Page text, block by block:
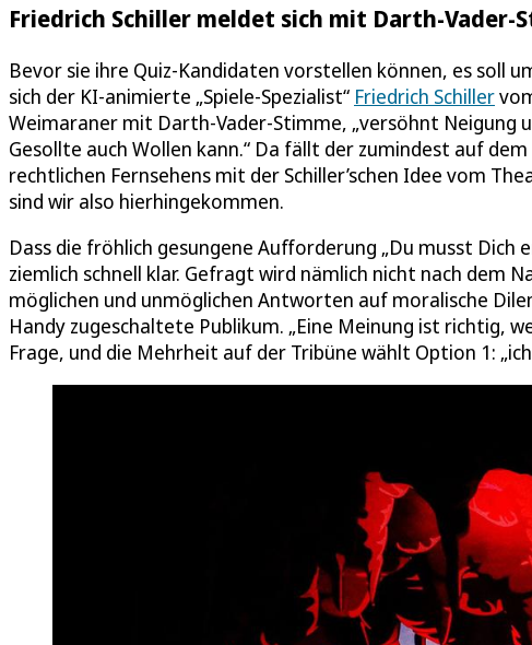
Friedrich Schiller meldet sich mit Darth-Vader-
Bevor sie ihre Quiz-Kandidaten vorstellen können, es soll
sich der KI-animierte „Spiele-Spezialist“ Friedrich Schiller
Weimaraner mit Darth-Vader-Stimme, „versöhnt Neigung
Gesollte auch Wollen kann.“ Da fällt der zumindest auf
rechtlichen Fernsehens mit der Schiller’schen Idee vom
sind wir also hierhingekommen.
Dass die fröhlich gesungene Aufforderung „Du musst
ziemlich schnell klar. Gefragt wird nämlich nicht nach dem
möglichen und unmöglichen Antworten auf moralische
Handy zugeschaltete Publikum. „Eine Meinung ist richtig,
Frage, und die Mehrheit auf der Tribüne wählt Option 1: